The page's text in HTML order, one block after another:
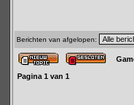
Berichten van afgelopen:
Pagina 1 van 1